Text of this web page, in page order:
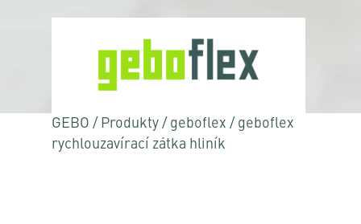
GEBO / Produkty / geboflex / geboflex
rychlouzavírací zátka hliník